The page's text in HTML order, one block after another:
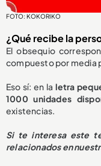
FOTO: KOKORIKO
¿Qué recibe la
El obsequio
compuesto por media
Eso sí: en la letra
1000 unidades
existencias.
Si te interesa este
relacionados en